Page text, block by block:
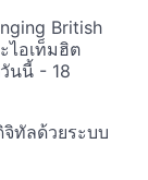
British
ไอเท็มฮิต
นนี้ - 18
ทัลด้วยระบบ